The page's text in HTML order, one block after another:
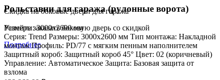
Скидка на боковые двери для гаража
Успейте заказать боковую дверь со скидкой
Подробнее
Рольставни для гаража (рулонные ворота)
Размеры: 3000x2600 мм
Серия: Trend Размеры: 3000x2600 мм Тип монтажа: Накладной
монтаж Профиль: PD/77 c мягким пенным наполнителем
Защитный короб: Защитный короб 45° Цвет: 02 (коричневый)
Управление: Автоматическое Защита: Базовая защита от
взлома